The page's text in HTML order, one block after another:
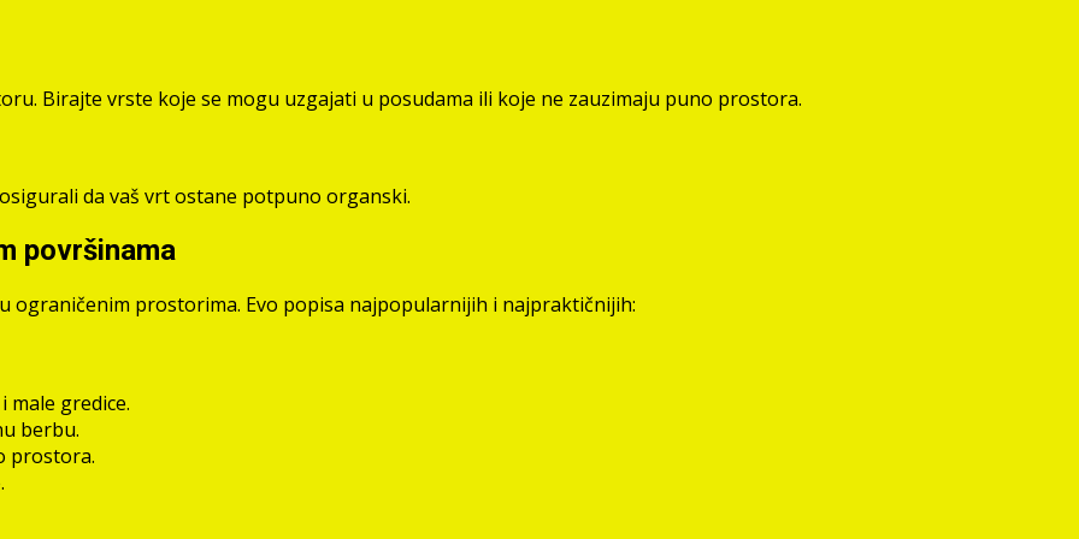
Birajte vrste koje se mogu uzgajati u posudama ili koje ne zauzimaju puno prostora.
da vaš vrt ostane potpuno organski.
površinama
prostorima. Evo popisa najpopularnijih i najpraktičnijih:
gredice.
berbu.
prostora.